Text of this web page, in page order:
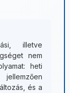
illetve
nem
heti
és a